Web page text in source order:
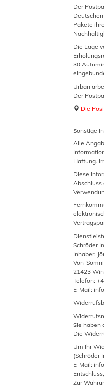
Der
Pakete
Die Lage
30
Urban
Der
Die
Sonstige
Alle
Haftung.
Diese
Abschluss
Schröder
Inhaber:
Von-
21423
Telefon:
E-Mail:
Sie haben
Die
Um Ihr
(Schröder
E-Mail:
Zur